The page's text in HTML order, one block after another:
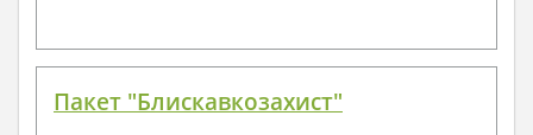
Пакет "Блискавкозахист"